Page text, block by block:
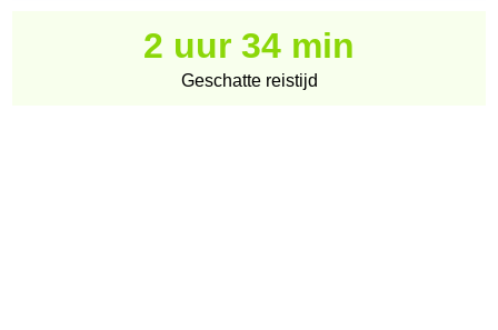
2 uur 34 min
Geschatte reistijd